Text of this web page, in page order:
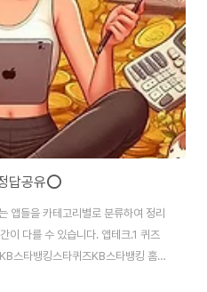
?정답: 피츠버그 파이리츠NH올원뱅
하나은행 ..
답공유⭕️
앱들을 카테고리별로 분류하여 정리
이 다를 수 있습니다. 앱테크.1 퀴즈
스타뱅킹스타퀴즈KB스타뱅킹 홈
답: O신한카드퀴즈팡팡오후 2시전